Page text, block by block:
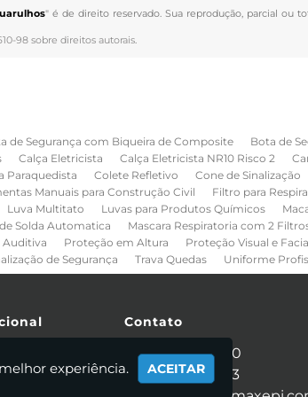
" é de direito reservado. Sua reprodução, parcial ou
98 sobre direitos autorais.
de Segurança com Biqueira de Composite Bota de
Calça Eletricista Calça Eletricista NR10 Risco 2
Paraquedista Colete Refletivo Cone de Sinalização
Manuais para Construção Civil Filtro para
Luva Multitato Luvas para Produtos Químicos
Solda Automatica Mascara Respiratoria com 2
Auditiva Proteção em Altura Proteção Visual e
de Segurança Trava Quedas Uniforme
Somos
Contato
(11) 2086-4440
(11) 95281-0053
experiência. ACEITAR